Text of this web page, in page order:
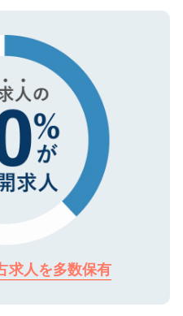
てもご安心ください。
ください。
求人を多数保有